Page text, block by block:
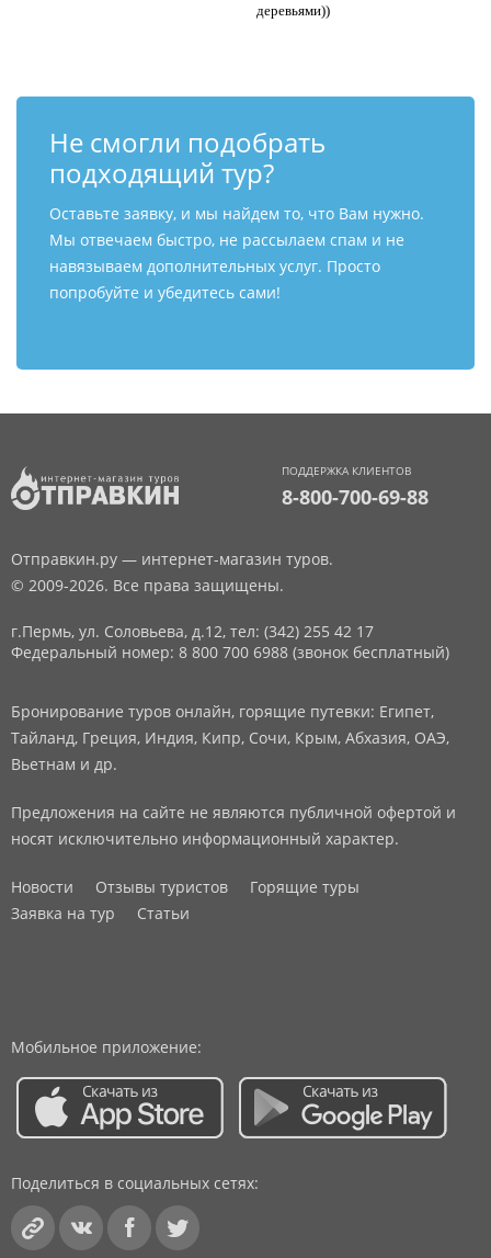
деревьями))
Не смогли подобрать
подходящий тур?
Оставьте заявку, и мы найдем то, что Вам нужно.
Мы отвечаем быстро, не рассылаем спам и не
навязываем дополнительных услуг. Просто
попробуйте и убедитесь сами!
ПОДДЕРЖКА КЛИЕНТОВ
8-800-700-69-88
Отправкин.ру — интернет-магазин туров.
© 2009-2026. Все права защищены.
г.Пермь, ул. Соловьева, д.12, тел: (342) 255 42 17
Федеральный номер: 8 800 700 6988 (звонок бесплатный)
Бронирование туров онлайн, горящие путевки: Египет,
Тайланд, Греция, Индия, Кипр, Сочи, Крым, Абхазия, ОАЭ,
Вьетнам и др.
Предложения на сайте не являются публичной офертой и
носят исключительно информационный характер.
Новости Отзывы туристов
Горящие туры
Заявка на тур
Статьи
Мобильное приложение:
Поделиться в социальных сетях: